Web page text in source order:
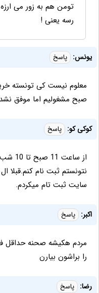
تومن هم به زور می
رسه یعنی !
یونس: پاسخ
معلوم نیست کی تونسته
صبح مشغولیم اما موفق
کوکی کو: پاسخ
از
نتونستم ثبت نام کنم.قبلا
سایت ثبت تام میکردم.
اکبر: پاسخ
مردم هکیشه صحنه حداقل
را براشون بیارن
رضا: پاسخ